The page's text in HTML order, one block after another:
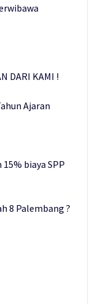
DARI KAMI !
Ajaran
biaya SPP
8 Palembang ?